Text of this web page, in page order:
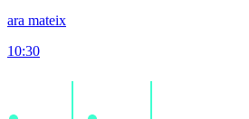
ara mateix
10:30